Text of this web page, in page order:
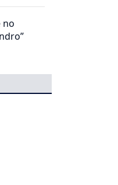
no